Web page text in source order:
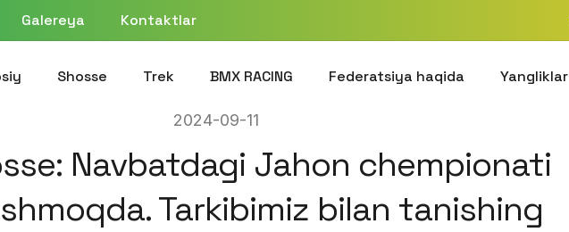
Galereya Kontaktlar
Shosse Trek BMX RACING Federatsiya haqida Yangliklar
2024-09-11
Navbatdagi Jahon chempionati
Tarkibimiz bilan tanishing